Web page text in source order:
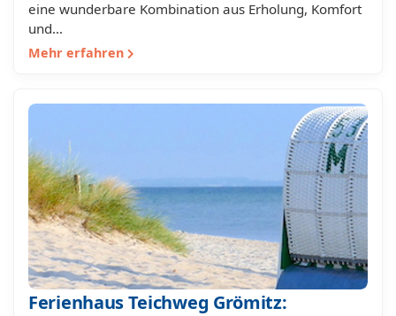
eine wunderbare Kombination aus Erholung, Komfort
und…
Mehr erfahren
Ferienhaus Teichweg Grömitz: